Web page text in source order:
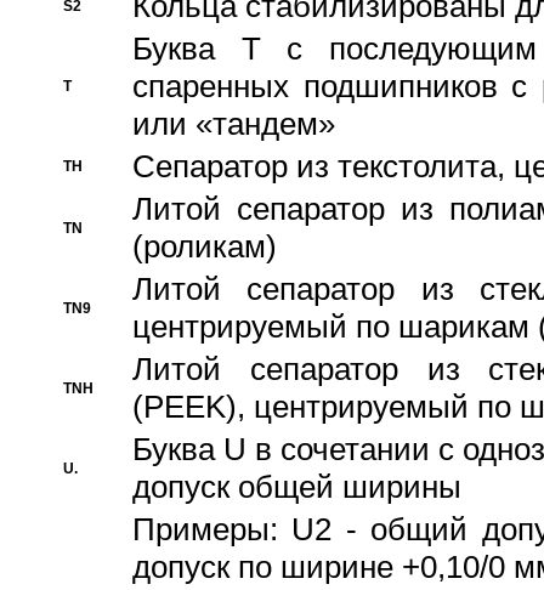
S2
T
Буква T с
спаренных подшипников
или «тандем»
TH Сепаратор из текстолита,
TN
Литой сепаратор из
(роликам)
TN9
Литой сепаратор из
центрируемый по шарикам
TNH
Литой сепаратор из
(PEEK), центрируемый по
U.
Буква U в сочетании с
допуск общей ширины
Примеры: U2 - общий
допуск по ширине +0,10/0